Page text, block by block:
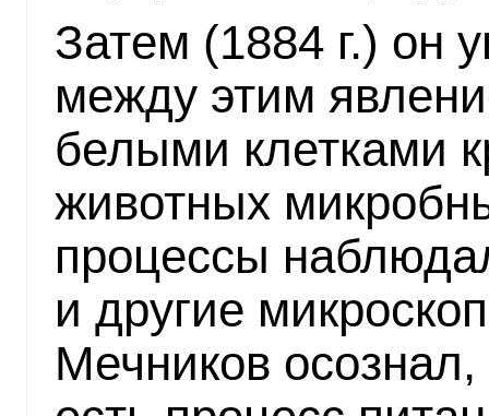
Затем (1884 г.) он
между этим
белыми клетками
животных
процессы
и другие
Мечников